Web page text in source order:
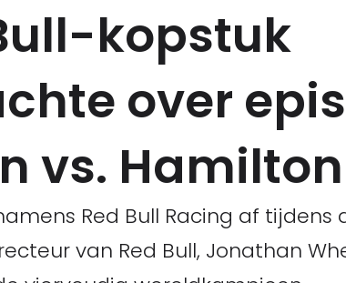
kopstuk
over
vs. Hamilton
Red Bull Racing af tijdens
van Red Bull, Jonathan